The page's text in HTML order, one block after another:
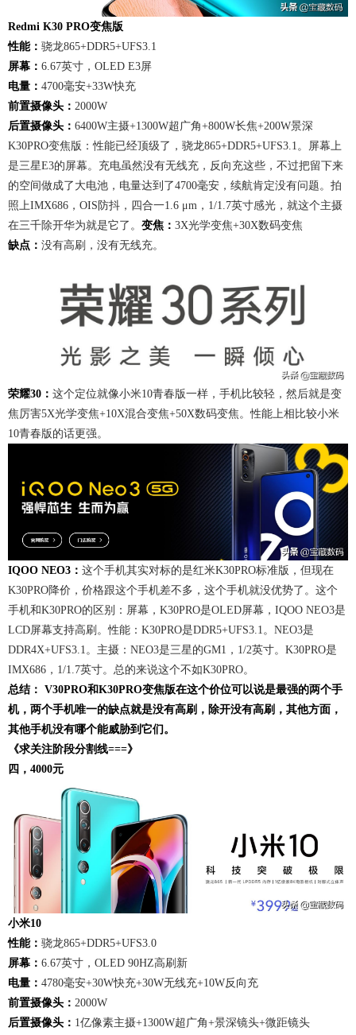
Redmi K30 PRO变焦版
性能： 骁龙865+DDR5+UFS3.1
屏幕： 6.67英寸，OLED E3屏
电量： 4700毫安+33W快充
前置摄像头： 2000W
后置摄像头： 6400W主摄+1300W超广角+800W长焦+200W景深
K30PRO变焦版：性能已经顶级了，骁龙865+DDR5+UFS3.1。屏幕上
是三星E3的屏幕。充电虽然没有无线充，反向充这些，不过把留下来
的空间做成了大电池，电量达到了4700毫安，续航肯定没有问题。拍
照上IMX686，OIS防抖，四合一1.6 μm，1/1.7英寸感光，就这个主摄
在三千除开华为就是它了。 变焦： 3X光学变焦+30X数码变焦
缺点： 没有高刷，没有无线充。
荣耀30： 这个定位就像小米10青春版一样，手机比较轻，然后就是变
焦厉害5X光学变焦+10X混合变焦+50X数码变焦。性能上相比较小米
10青春版的话更强。
IQOO NEO3： 这个手机其实对标的是红米K30PRO标准版，但现在
K30PRO降价，价格跟这个手机差不多，这个手机就没优势了。这个
手机和K30PRO的区别：屏幕，K30PRO是OLED屏幕，IQOO NEO3是
LCD屏幕支持高刷。性能：K30PRO是DDR5+UFS3.1。NEO3是
DDR4X+UFS3.1。主摄：NEO3是三星的GM1，1/2英寸。K30PRO是
IMX686，1/1.7英寸。总的来说这个不如K30PRO。
总结： V30PRO和K30PRO变焦版在这个价位可以说是最强的两个手
机，两个手机唯一的缺点就是没有高刷，除开没有高刷，其他方面，
其他手机没有哪个能威胁到它们。
《求关注阶段分割线===》
四，4000元
小米10
性能： 骁龙865+DDR5+UFS3.0
屏幕： 6.67英寸，OLED 90HZ高刷新
电量： 4780毫安+30W快充+30W无线充+10W反向充
前置摄像头： 2000W
后置摄像头： 1亿像素主摄+1300W超广角+景深镜头+微距镜头